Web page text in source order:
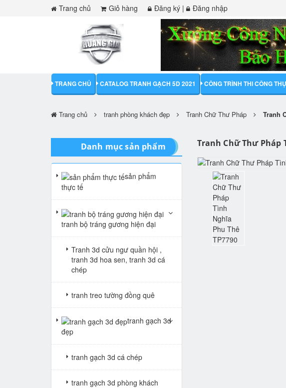
Trang chủ Giỏ hàng Đăng ký | Đăng nhập
TRANG CHỦ CATALOG TRANH GẠCH 5D 2021 CÔNG TRÌNH THI CÔNG
Trang chủ tranh phòng khách đẹp Tranh Chữ Thư Pháp Tranh
Tranh Chữ Thư Pháp
Danh mục sản phẩm
sản phẩm
thực tế
tranh bộ tráng gương hiện đại
Tranh 3d cửu ngư quần hội ,
tranh 3d hoa sen, tranh 3d cá
chép
tranh treo tường đồng quê
tranh gạch 3d
đẹp
tranh gạch 3d cá chép
tranh gạch 3d phòng khách